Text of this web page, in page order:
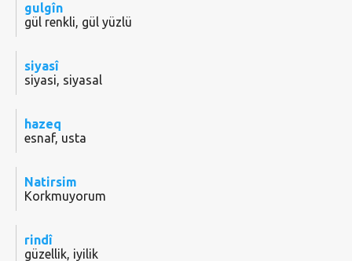
gulgîn
gül renkli, gül yüzlü
siyasî
siyasi, siyasal
hazeq
esnaf, usta
Natirsim
Korkmuyorum
rindî
güzellik, iyilik